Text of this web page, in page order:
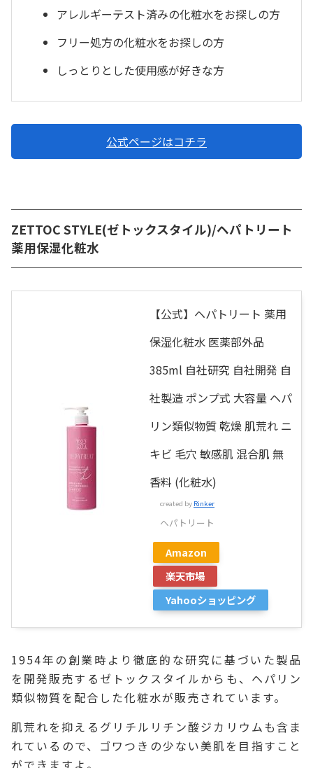
アレルギーテスト済みの化粧水をお探しの方
フリー処方の化粧水をお探しの方
しっとりとした使用感が好きな方
公式ページはコチラ
ZETTOC STYLE(ゼトックスタイル)/ヘパトリート
薬用保湿化粧水
【公式】ヘパトリート 薬用
保湿化粧水 医薬部外品
385ml 自社研究 自社開発 自
社製造 ポンプ式 大容量 ヘパ
リン類似物質 乾燥 肌荒れ ニ
キビ 毛穴 敏感肌 混合肌 無
香料 (化粧水)
created by Rinker
ヘパトリート
Amazon
楽天市場
Yahooショッピング
1954年の創業時より徹底的な研究に基づいた製品
を開発販売するゼトックスタイルからも、ヘパリン
類似物質を配合した化粧水が販売されています。
肌荒れを抑えるグリチルリチン酸ジカリウムも含ま
れているので、ゴワつきの少ない美肌を目指すこと
ができますよ。